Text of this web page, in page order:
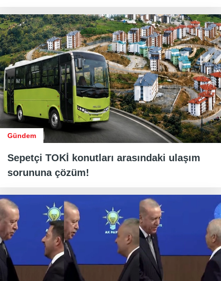
Gündem
Sepetçi TOKİ konutları arasındaki ulaşım
sorununa çözüm!